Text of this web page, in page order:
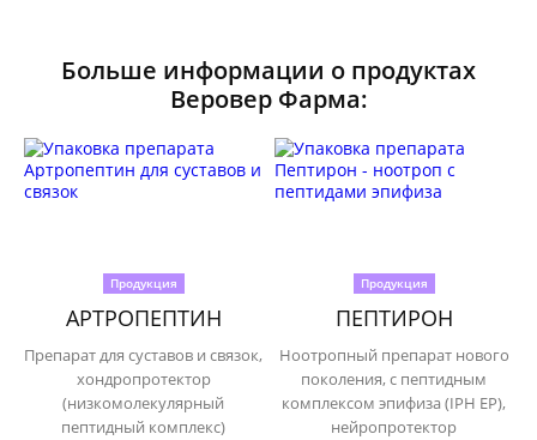
Больше информации о продуктах
Веровер Фарма:
Продукция
АРТРОПЕПТИН
Препарат для суставов и связок,
хондропротектор
(низкомолекулярный
пептидный комплекс)
Продукция
ПЕПТИРОН
Ноотропный препарат нового
поколения, с пептидным
комплексом эпифиза (IPH EP),
нейропротектор